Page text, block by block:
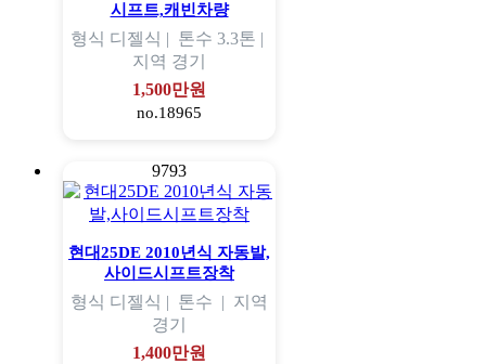
시프트,캐빈차량
형식 디젤식 | 톤수 3.3톤 |
지역 경기
1,500만원
no.18965
9793
현대25DE 2010년식 자동발,
사이드시프트장착
형식 디젤식 | 톤수 | 지역
경기
1,400만원